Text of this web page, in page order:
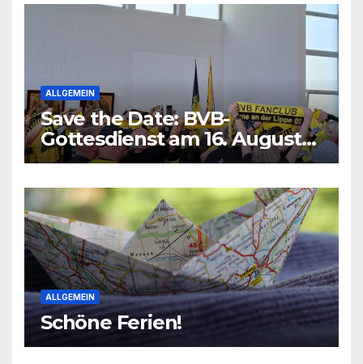
ALLGEMEIN
Save the Date: BVB-
Gottesdienst am 16. August
2026
ALLGEMEIN
Schöne Ferien!